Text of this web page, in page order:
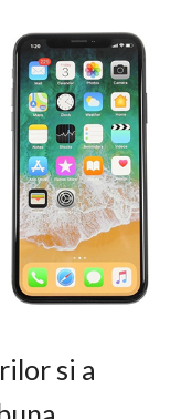
si a